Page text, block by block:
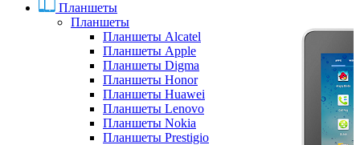
Планшеты
Планшеты
Планшеты Alcatel
Планшеты Apple
Планшеты Digma
Планшеты Honor
Планшеты Huawei
Планшеты Lenovo
Планшеты Nokia
Планшеты Prestigio